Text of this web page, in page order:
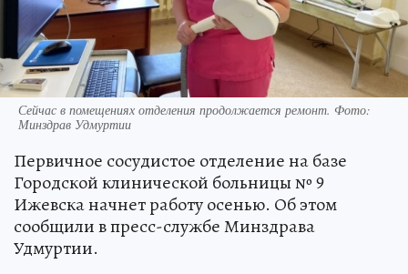
Сейчас в помещениях отделения продолжается ремонт. Фото:
Минздрав Удмуртии
Первичное сосудистое отделение на базе
Городской клинической больницы № 9
Ижевска начнет работу осенью. Об этом
сообщили в пресс-службе Минздрава
Удмуртии.